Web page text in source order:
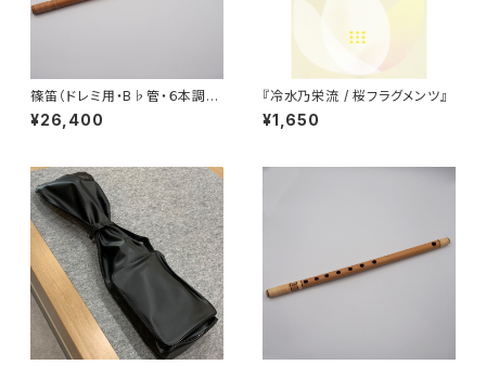
篠笛（ドレミ用・B♭管・６本調
子）
¥26,400
『冷水乃栄流 / 桜フラグメンツ』
¥1,650